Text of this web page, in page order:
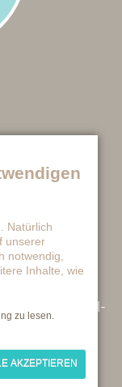
Wur­zel­ka­nal­
Natürlich
unserer
notwendig,
Inhalte, wie
zu lesen.
AKZEPTIEREN